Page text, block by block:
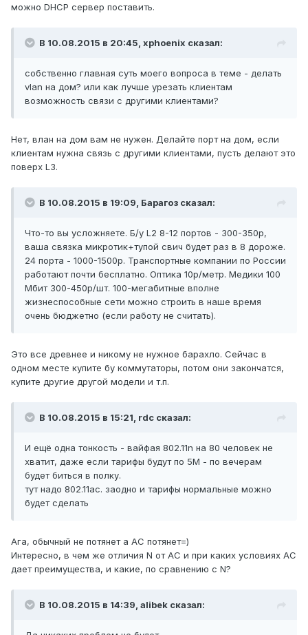
можно DHCP сервер поставить.
В 10.08.2015 в 20:45, xphoenix сказал:
собственно главная суть моего вопроса в теме - делать
vlan на дом? или как лучше урезать клиентам
возможность связи с другими клиентами?
Нет, влан на дом вам не нужен. Делайте порт на дом, если
клиентам нужна связь с другими клиентами, пусть делают это
поверх L3.
В 10.08.2015 в 19:09, Барагоз сказал:
Что-то вы усложняете. Б/у L2 8-12 портов - 300-350р,
ваша связка микротик+тупой свич будет раз в 8 дороже.
24 порта - 1000-1500р. Транспортные компании по России
работают почти бесплатно. Оптика 10р/метр. Медики 100
Мбит 300-450р/шт. 100-мегабитные вполне
жизнеспособные сети можно строить в наше время
очень бюджетно (если работу не считать).
Это все древнее и никому не нужное барахло. Сейчас в
одном месте купите бу коммутаторы, потом они закончатся,
купите другие другой модели и т.п.
В 10.08.2015 в 15:21, rdc сказал:
И ещё одна тонкость - вайфая 802.11n на 80 человек не
хватит, даже если тарифы будут по 5М - по вечерам
будет биться в полку.
тут надо 802.11ac. заодно и тарифы нормальные можно
будет сделать
Ага, обычный не потянет а AC потянет=)
Интересно, в чем же отличия N от AC и при каких условиях AC
дает преимущества, и какие, по сравнению с N?
В 10.08.2015 в 14:39, alibek сказал: